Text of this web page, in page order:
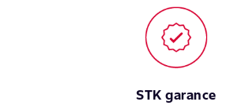
STK garance